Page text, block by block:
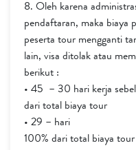
8. Oleh karena
pendaftaran, maka biaya
peserta tour mengganti
lain, visa ditolak atau
berikut :
• 45 – 30 hari kerja
dari total biaya tour
• 29
100% dari